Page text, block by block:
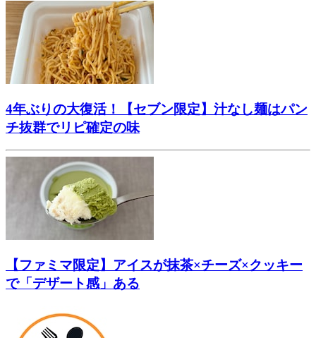
4年ぶりの大復活！【セブン限定】汁なし麺はパン
チ抜群でリピ確定の味
【ファミマ限定】アイスが抹茶×チーズ×クッキー
で「デザート感」ある